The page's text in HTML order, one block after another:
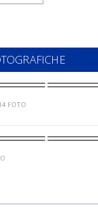
FOTO